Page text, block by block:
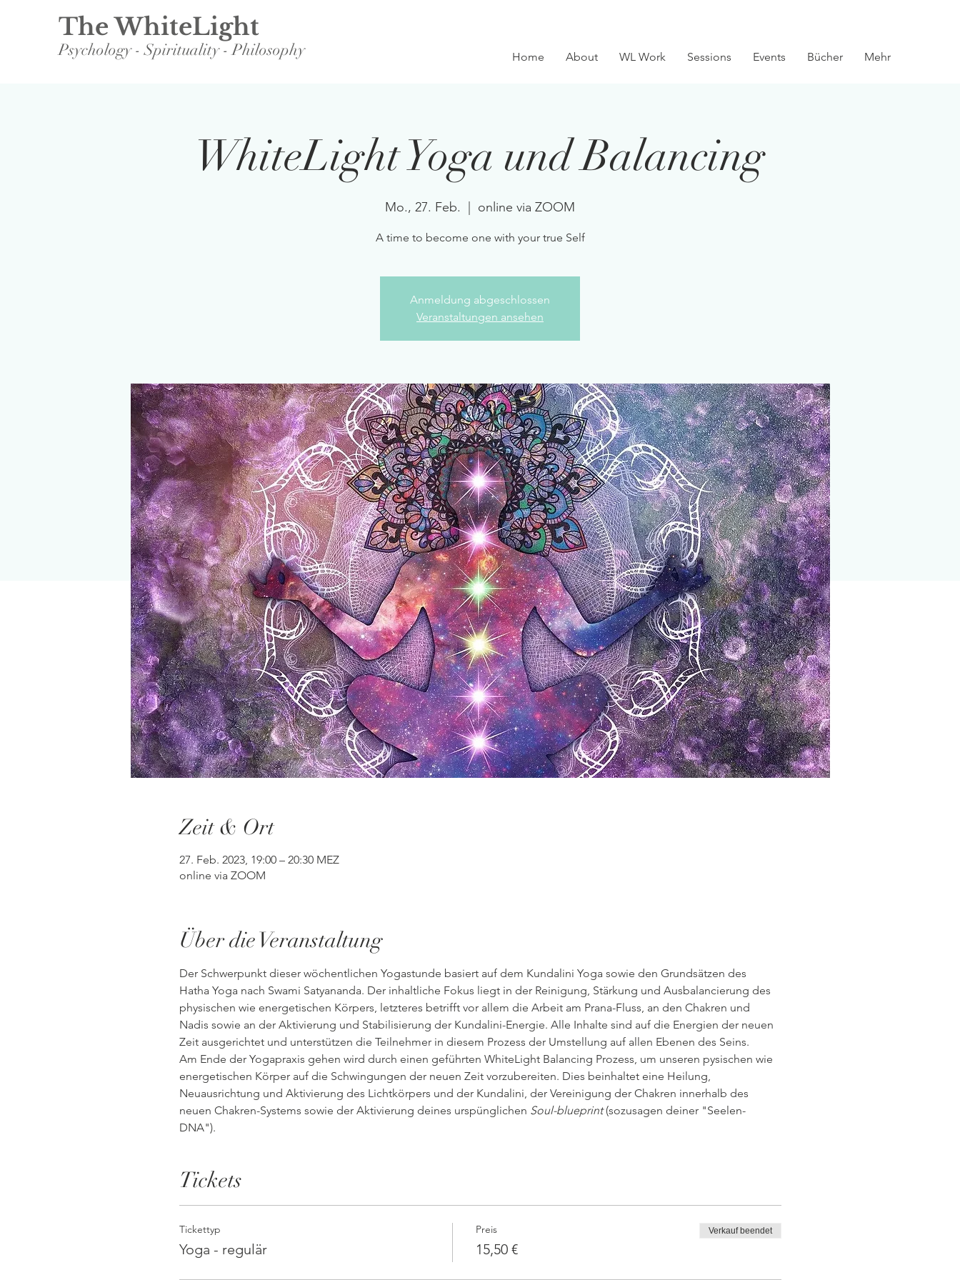
The WhiteLight
Psychology - Spirituality - Philosophy Home About WL Work Sessions Events Bücher Mehr
WhiteLight Yoga und Balancing
Mo., 27. Feb. online via ZOOM
A time to become one with your true Self
Anmeldung abgeschlossen
Veranstaltungen ansehen
Zeit & Ort
27. Feb. 2023, 19:00 – 20:30 MEZ
online via ZOOM
Über die Veranstaltung
Der Schwerpunkt dieser wöchentlichen Yogastunde basiert auf dem Kundalini Yoga sowie den Grundsätzen des
Hatha Yoga nach Swami Satyananda. Der inhaltliche Fokus liegt in der Reinigung, Stärkung und Ausbalancierung des
physischen wie energetischen Körpers, letzteres betrifft vor allem die Arbeit am Prana-Fluss, an den Chakren und
Nadis sowie an der Aktivierung und Stabilisierung der Kundalini-Energie. Alle Inhalte sind auf die Energien der neuen
Zeit ausgerichtet und unterstützen die Teilnehmer in diesem Prozess der Umstellung auf allen Ebenen des Seins.
Am Ende der Yogapraxis gehen wird durch einen geführten WhiteLight Balancing Prozess, um unseren pysischen wie
energetischen Körper auf die Schwingungen der neuen Zeit vorzubereiten. Dies beinhaltet eine Heilung,
Neuausrichtung und Aktivierung des Lichtkörpers und der Kundalini, der Vereinigung der Chakren innerhalb des
neuen Chakren-Systems sowie der Aktivierung deines urspünglichen Soul-blueprint (sozusagen deiner "Seelen-
DNA").
Tickets
Tickettyp
Yoga - regulär
Preis
15,50 €
Verkauf beendet